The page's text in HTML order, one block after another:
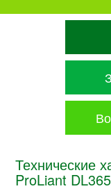
Технические
ProLiant